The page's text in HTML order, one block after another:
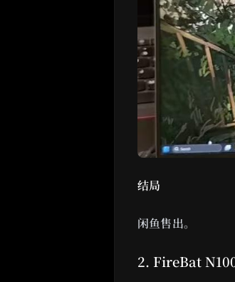
结局
闲鱼售出。
2. FireBat